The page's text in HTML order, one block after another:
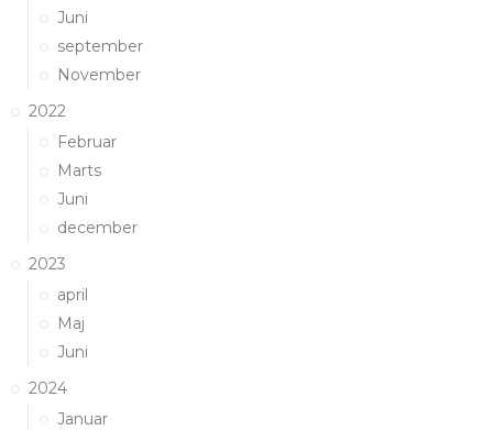
Juni
september
November
2022
Februar
Marts
Juni
december
2023
april
Maj
Juni
2024
Januar